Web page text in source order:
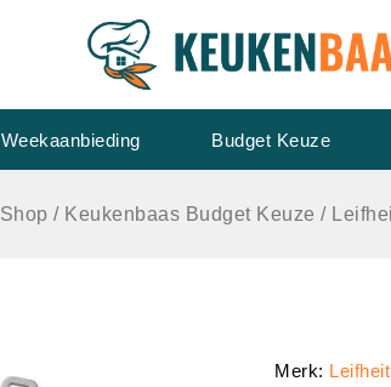
Weekaanbieding Budget Keuze
Shop / Keukenbaas Budget Keuze /
Merk: Leifheit